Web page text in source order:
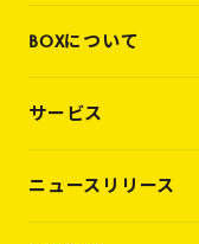
BOXについて
ビジョン
サービス
キャリアビルディング
ニュースリリース